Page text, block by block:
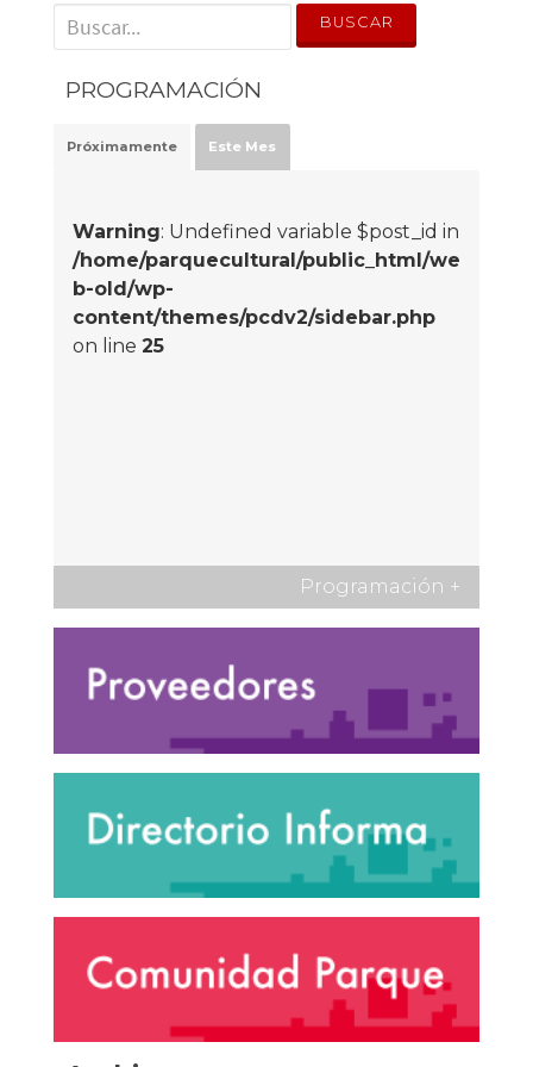
' . __('Search for:') . '
PROGRAMACIÓN
Próximamente Este Mes
Warning: Undefined variable $post_id in
/home/parquecultural/public_html/we
b-old/wp-
content/themes/pcdv2/sidebar.php
on line 25
Programación +